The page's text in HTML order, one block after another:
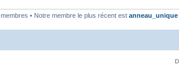
membres • Notre membre le plus récent est anneau_unique